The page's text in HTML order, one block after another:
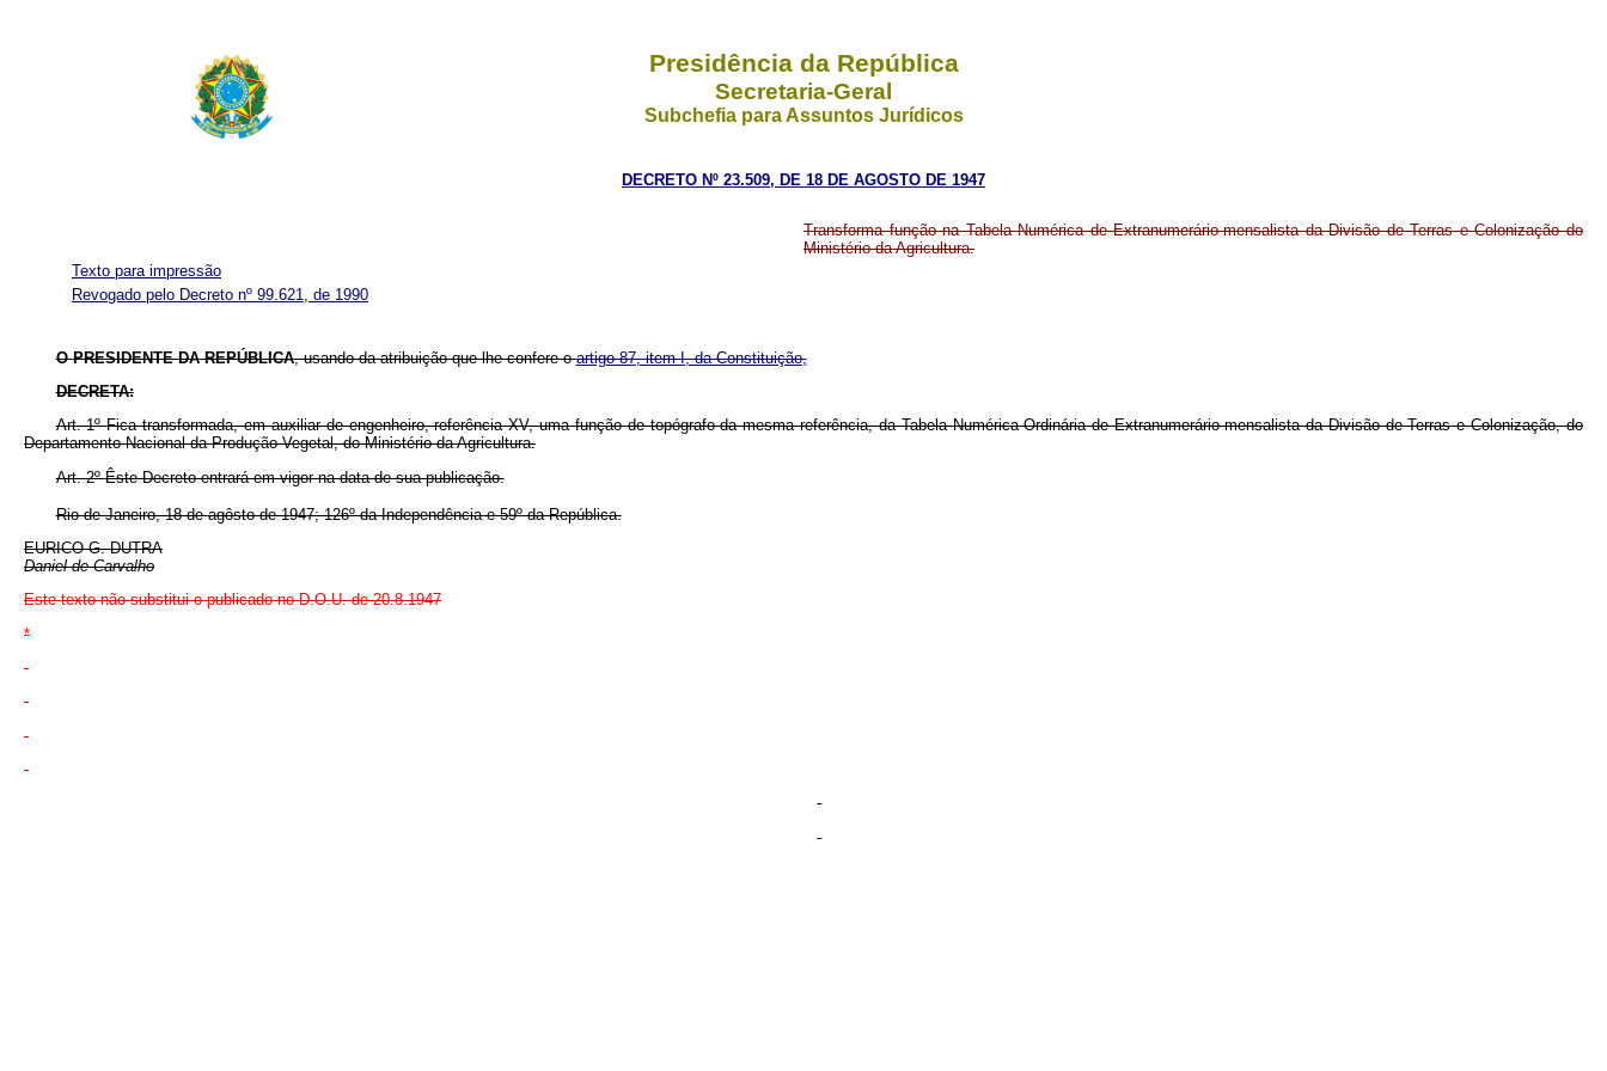
Presidência da República
Secretaria-Geral
Subchefia para Assuntos Jurídicos
DECRETO Nº 23.509, DE 18 DE AGOSTO DE 1947
Transforma função na Tabela Numérica de Extranumerário-mensalista da Divisão de Terras e Colonização do
Ministério da Agricultura.
Texto para impressão
Revogado pelo Decreto nº 99.621, de 1990
O PRESIDENTE DA REPÚBLICA, usando da atribuição que lhe confere oartigo 87, item I, da Constituição,
DECRETA:
Art. 1º Fica transformada, em auxiliar de engenheiro, referência XV, uma função de topógrafo da mesma referência, da Tabela Numérica Ordinária de Extranumerário-mensalista da Divisão de Terras e Colonização, do
Departamento Nacional da Produção Vegetal, do Ministério da Agricultura.
Art. 2ºÊsteDecreto entrará em vigor na data de sua publicação.
Rio de Janeiro, 18 deagôstode 1947; 126º da Independência e 59º da República.
EURICOG.DUTRA
Daniel de Carvalho
Este texto não substitui o publicado noD.O.U.de 20.8.1947
*